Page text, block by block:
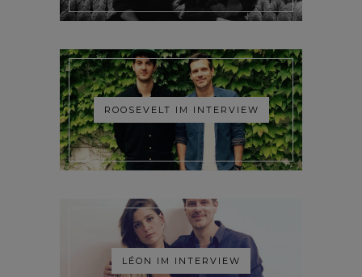
ROOSEVELT IM INTERVIEW
LÉON IM INTERVIEW